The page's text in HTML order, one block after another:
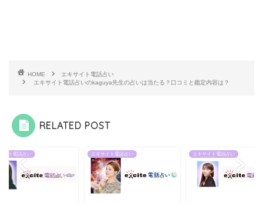
HOME
エキサイト電話占い
エキサイト電話占いのkaguya先生の占いは当たる？口コミと鑑定内容は？
RELATED POST
イト電話占い エキサイト電話占い エキサイト電話占い